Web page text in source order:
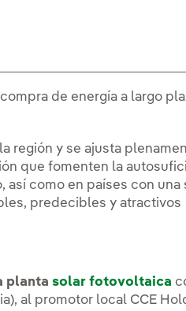
de energía a largo
región y se ajusta
que fomenten la
como en países con una
predecibles y atractivos
planta solar fotovoltaica
al promotor local CCE